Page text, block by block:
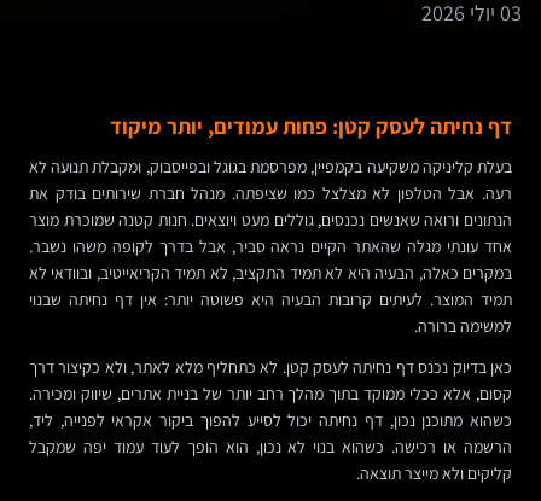
03 יולי 2026
דף נחיתה לעסק קטן: פחות עמודים, יותר מיקוד
בעלת קליניקה משקיעה בקמפיין, מפרסמת בגוגל ובפייסבוק, ומקבלת תנועה לא
רעה. אבל הטלפון לא מצלצל כמו שציפתה. מנהל חברת שירותים בודק את
הנתונים ורואה שאנשים נכנסים, גוללים מעט ויוצאים. חנות קטנה שמוכרת מוצר
אחד עונתי מגלה שהאתר הקיים נראה סביר, אבל בדרך לקופה משהו נשבר.
במקרים כאלה, הבעיה היא לא תמיד התקציב, לא תמיד הקריאייטיב, ובוודאי לא
תמיד המוצר. לעיתים קרובות הבעיה היא פשוטה יותר: אין דף נחיתה שבנוי
למשימה ברורה.
כאן בדיוק נכנס דף נחיתה לעסק קטן. לא כתחליף מלא לאתר, ולא כקיצור דרך
קסום, אלא ככלי ממוקד בתוך מהלך רחב יותר של בניית אתרים, שיווק ומכירה.
כשהוא מתוכנן נכון, דף נחיתה יכול לסייע להפוך ביקור אקראי לפנייה, ליד,
הרשמה או רכישה. כשהוא בנוי לא נכון, הוא הופך לעוד עמוד יפה שמקבל
קליקים ולא מייצר תוצאה.